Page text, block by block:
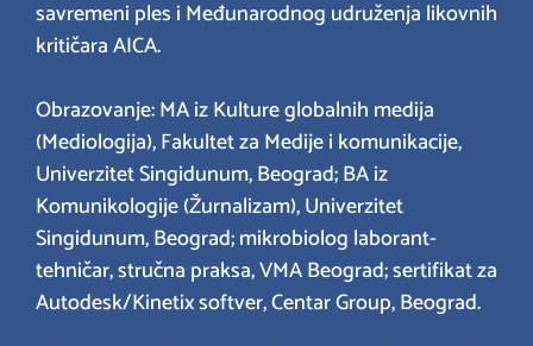
savremeni ples i Međunarodnog udruženja likovnih
kritičara AICA.
Obrazovanje: MA iz Kulture globalnih medija
(Mediologija), Fakultet za Medije i komunikacije,
Univerzitet Singidunum, Beograd; BA iz
Komunikologije (Žurnalizam), Univerzitet
Singidunum, Beograd; mikrobiolog laborant-
tehničar, stručna praksa, VMA Beograd; sertifikat za
Autodesk/Kinetix softver, Centar Group, Beograd.